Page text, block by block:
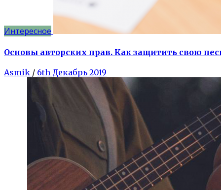
Интересное
Основы авторских прав. Как защитить свою
Asmik / 6th Декабрь 2019